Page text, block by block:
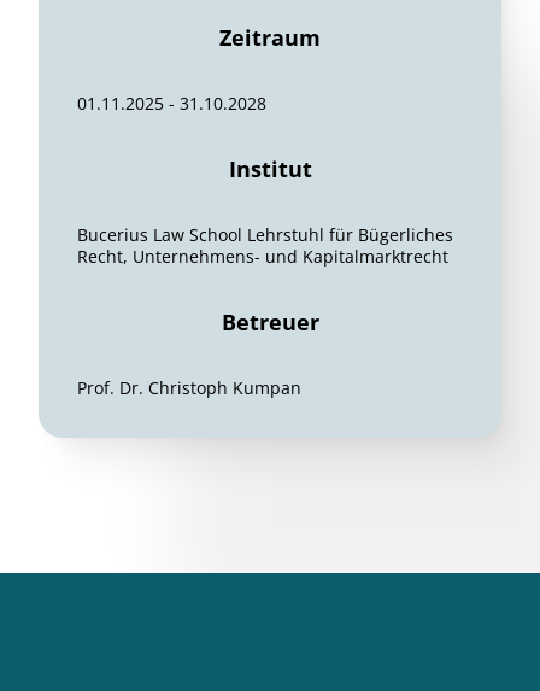
Zeitraum
01.11.2025 - 31.10.2028
Institut
Bucerius Law School Lehrstuhl für Bügerliches
Recht, Unternehmens- und Kapitalmarktrecht
Betreuer
Prof. Dr. Christoph Kumpan